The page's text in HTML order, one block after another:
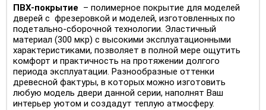
ПВХ-покрытие – полимерное покрытие для моделей
дверей с фрезеровкой и моделей, изготовленных по
подетально-сборочной технологии. Эластичный
материал (300 мкр) с высокими эксплуатационными
характеристиками, позволяет в полной мере ощутить
комфорт и практичность на протяжении долгого
периода эксплуатации. Разнообразные оттенки
древесной фактуры, в которых можно изготовить
любую модель двери данной серии, наполнят Ваш
интерьер уютом и создадут теплую атмосферу.